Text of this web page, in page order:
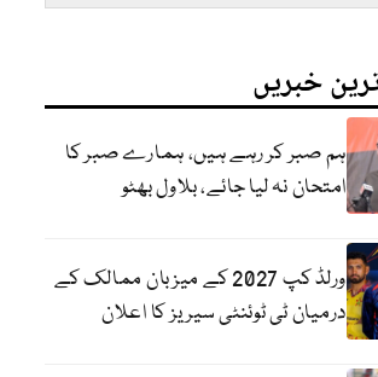
خبریں
ہم صبر کر رہے ہیں، ہمارے صبر کا
امتحان نہ لیا جائے، بلاول بھٹو
ورلڈ کپ 2027 کے میزبان ممالک کے
درمیان ٹی ٹوئنٹی سیریز کا اعلان